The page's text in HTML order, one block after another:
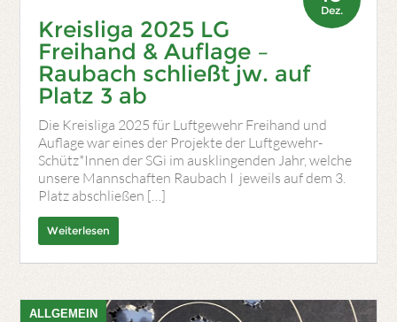
Dez.
Kreisliga 2025 LG
Freihand & Auflage –
Raubach schließt jw. auf
Platz 3 ab
Die Kreisliga 2025 für Luftgewehr Freihand und
Auflage war eines der Projekte der Luftgewehr-
Schütz*Innen der SGi im ausklingenden Jahr, welche
unsere Mannschaften Raubach I jeweils auf dem 3.
Platz abschließen […]
Weiterlesen
ALLGEMEIN